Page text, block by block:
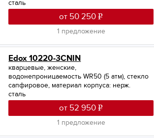
сталь
от 50 250
1 предложение
Edox 10220-3CNIN
кварцевые, женские,
водонепроницаемость WR50 (5 атм), стекло
сапфировое, материал корпуса: нерж.
сталь
от 52 950
1 предложение